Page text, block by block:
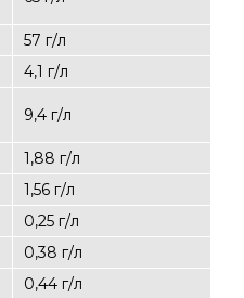
57 г/л
4,1 г/л
9,4 г/л
1,88 г/л
1,56 г/л
0,25 г/л
0,38 г/л
0,44 г/л